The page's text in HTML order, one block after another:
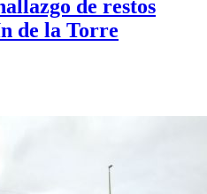
de restos
de la Torre